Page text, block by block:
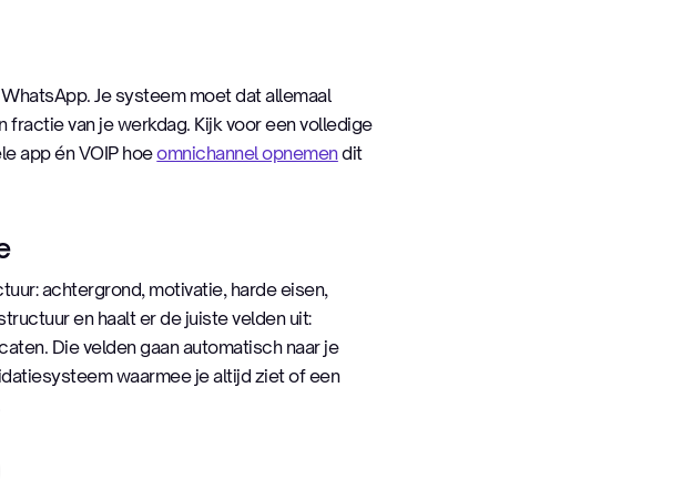
Je systeem moet dat allemaal
van je werkdag. Kijk voor een volledige
app én VOIP hoeomnichannel opnemendit
achtergrond, motivatie, harde eisen,
en haalt er de juiste velden uit:
Die velden gaan automatisch naar je
waarmee je altijd ziet of een